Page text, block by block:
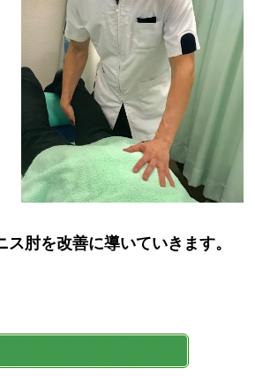
肘を改善に導いていきます。